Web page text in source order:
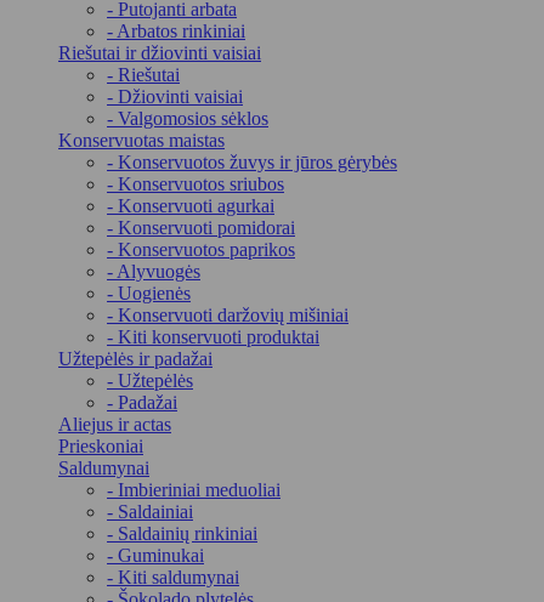
- Putojanti arbata
- Arbatos rinkiniai
Riešutai ir džiovinti vaisiai
- Riešutai
- Džiovinti vaisiai
- Valgomosios sėklos
Konservuotas maistas
- Konservuotos žuvys ir jūros gėrybės
- Konservuotos sriubos
- Konservuoti agurkai
- Konservuoti pomidorai
- Konservuotos paprikos
- Alyvuogės
- Uogienės
- Konservuoti daržovių mišiniai
- Kiti konservuoti produktai
Užtepėlės ir padažai
- Užtepėlės
- Padažai
Aliejus ir actas
Prieskoniai
Saldumynai
- Imbieriniai meduoliai
- Saldainiai
- Saldainių rinkiniai
- Guminukai
- Kiti saldumynai